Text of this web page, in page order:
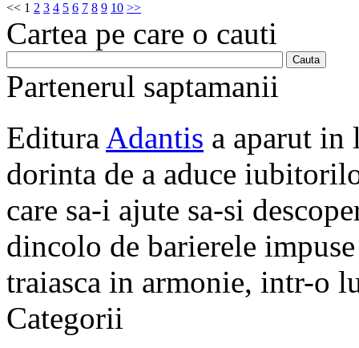
<< 1 2 3 4 5 6 7 8 9 10 >>
Cartea pe care o cauti
Partenerul saptamanii
Editura Adantis a aparut in
dorinta de a aduce
care sa-i ajute sa-si
dincolo de barierele
traiasca in armonie, intr-o
Categorii